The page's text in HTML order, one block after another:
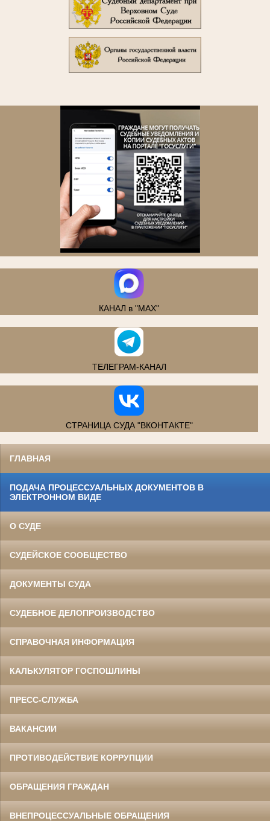
КАНАЛ в "MAX"
ТЕЛЕГРАМ-КАНАЛ
СТРАНИЦА СУДА "ВКОНТАКТЕ"
ГЛАВНАЯ
ПОДАЧА ПРОЦЕССУАЛЬНЫХ ДОКУМЕНТОВ В
ЭЛЕКТРОННОМ ВИДЕ
О СУДЕ
СУДЕЙСКОЕ СООБЩЕСТВО
ДОКУМЕНТЫ СУДА
СУДЕБНОЕ ДЕЛОПРОИЗВОДСТВО
СПРАВОЧНАЯ ИНФОРМАЦИЯ
КАЛЬКУЛЯТОР ГОСПОШЛИНЫ
ПРЕСС-СЛУЖБА
ВАКАНСИИ
ПРОТИВОДЕЙСТВИЕ КОРРУПЦИИ
ОБРАЩЕНИЯ ГРАЖДАН
ВНЕПРОЦЕССУАЛЬНЫЕ ОБРАЩЕНИЯ